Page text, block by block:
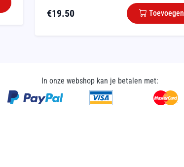
€19.50 Toevoegen
In onze webshop kan je betalen met: